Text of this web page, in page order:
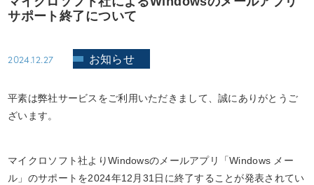
サポート終了について
2024.12.27 お知らせ
平素は弊社サービスをご利用いただきまして、誠にありがとうご
ざいます。
マイクロソフト社よりWindowsのメールアプリ「Windows メー
ル」のサポートを2024年12月31日に終了することが発表されてい